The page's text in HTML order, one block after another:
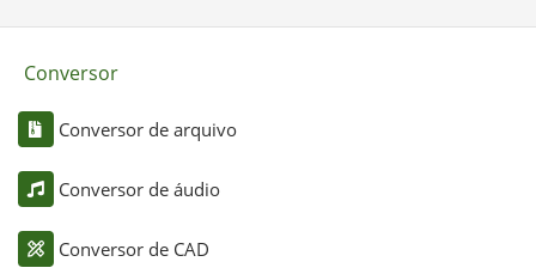
Conversor
Conversor de arquivo
Conversor de áudio
Conversor de CAD